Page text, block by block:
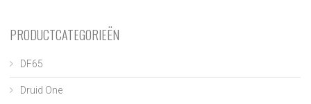
PRODUCTCATEGORIEËN
DF65
Druid One